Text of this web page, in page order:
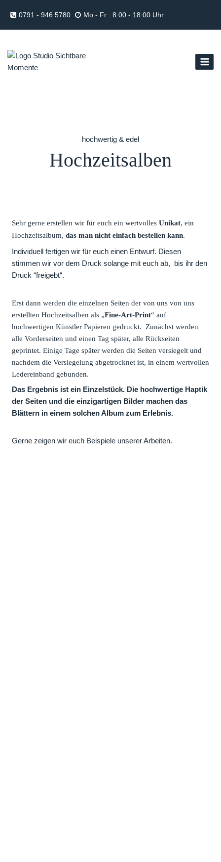
Inhalt
springen
0791 - 946 5780 Mo - Fr : 8:00 - 18:00 Uhr
hochwertig & edel
Hochzeitsalben
Sehr gerne erstellen wir für euch ein wertvolles Unikat, ein
Hochzeitsalbum, das man nicht einfach bestellen kann.
Individuell fertigen wir für euch einen Entwurf. Diesen
stimmen wir vor dem Druck solange mit euch ab, bis ihr den
Druck “freigebt“.
Erst dann werden die einzelnen Seiten der von uns von uns
erstellten Hochzeitsalben als „Fine-Art-Print“ auf
hochwertigen Künstler Papieren gedruckt. Zunächst werden
alle Vorderseiten und einen Tag später, alle Rückseiten
geprintet. Einige Tage später werden die Seiten versiegelt und
nachdem die Versiegelung abgetrocknet ist, in einem wertvollen
Ledereinband gebunden.
Das Ergebnis ist ein Einzelstück. Die hochwertige Haptik
der Seiten und die einzigartigen Bilder machen das
Blättern in einem solchen Album zum Erlebnis.
Gerne zeigen wir euch Beispiele unserer Arbeiten.